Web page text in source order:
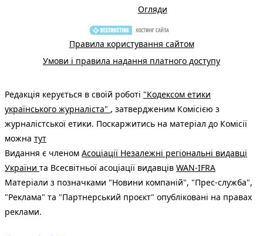
Огляди
Правила користування сайтом
Умови і правила надання платного доступу
Редакція керується в своїй роботі "Кодексом етики
українського журналіста" , затвердженим Комісією з
журналістської етики. Поскаржитись на матеріал до Комісії
можна тут
Видання є членом Асоціації Незалежні регіональні видавці
України та Всесвітньої асоціації видавців WAN-IFRA
Матеріали з позначками "Новини компаній", "Прес-служба",
"Реклама" та "Партнерський проєкт" опубліковані на правах
реклами.